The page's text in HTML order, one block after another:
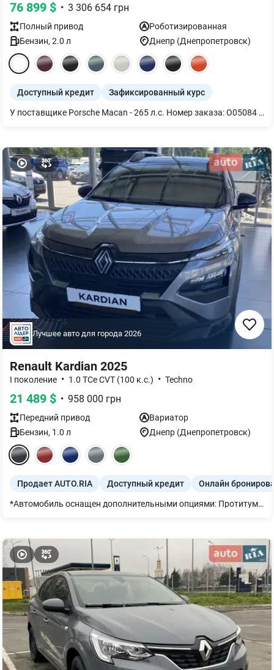
76 899 $ • 3 306 654 грн
Полный привод
Роботизированная
Бензин, 2.0 л Днепр (Днепропетровск)
Доступный кредит Зафиксированный курс
У поставщике Porsche Macan - 265 л.с. Номер заказа: O05084 Стоимость автомобиля: 70 020 евро Специальная стоимость автомобиля: 65 220 евро Комплектация: Цвет экстерьера: White Цвет интерьера: Интерьер цвета Agathe Grey 19-дюймовые диски Macan 18-дюймовое запасное колесо Комфортные передние сиденья (14-позиционные с электроприводом) Подогрев сидений (передних и задних) Усилитель руля Power steering plus 75-литровый топливный бак Светодиодные фары вкл. Porsche Dynamic Light System Plus (PDLS Plus) Герб Porsche на передних подголовниках Кожаное спортивное рулевое колесо GT с подогревом Электрическая рулевая колонка Камера заднего вида и круговой обзор Ассистент изменения полосы движения Комфортный доступ Аптечка первой помощи с предупреждающим треугольником
Лучшее авто для города 2026
Renault Kardian 2025
I поколение • 1.0 TCe CVT (100 к.с.) • Techno
21 489 $ • 958 000 грн
Передний привод
Вариатор
Бензин, 1.0 л Днепр (Днепропетровск)
Продает AUTO.RIA Доступный кредит Онлайн
*Автомобиль оснащен дополнительными опциями: Протитуманные LED фары